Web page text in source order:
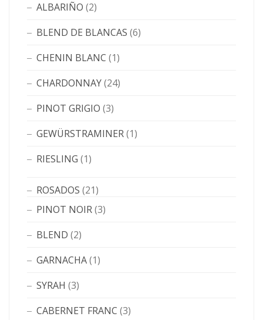
ALBARIÑO (2)
BLEND DE BLANCAS (6)
CHENIN BLANC (1)
CHARDONNAY(24)
PINOT GRIGIO (3)
GEWÜRSTRAMINER(1)
RIESLING (1)
ROSADOS (21)
PINOT NOIR(3)
BLEND (2)
GARNACHA(1)
SYRAH (3)
CABERNET FRANC (3)